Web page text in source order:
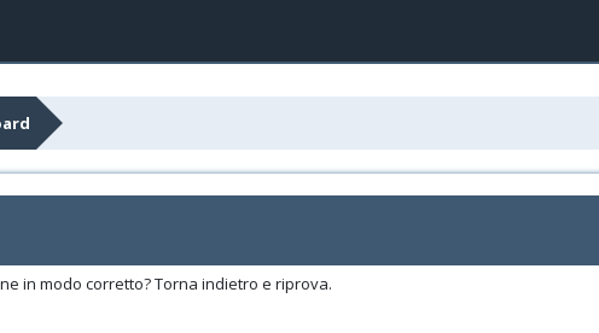
in modo corretto? Torna indietro e riprova.